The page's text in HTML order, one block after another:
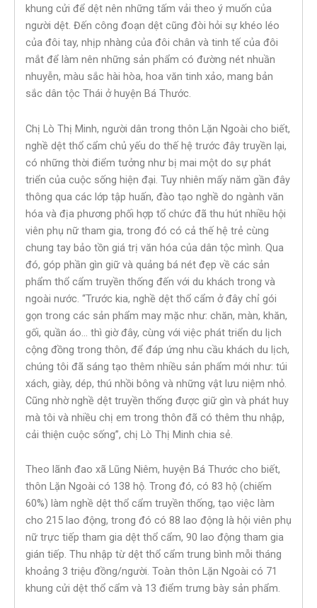
khung cửi để dệt nên những tấm vải theo ý muốn của
người dệt. Đến công đoạn dệt cũng đòi hỏi sự khéo léo
của đôi tay, nhịp nhàng của đôi chân và tinh tế của đôi
mắt để làm nên những sản phẩm có đường nét nhuần
nhuyễn, màu sắc hài hòa, hoa văn tinh xảo, mang bản
sắc dân tộc Thái ở huyện Bá Thước.
Chị Lò Thị Minh, người dân trong thôn Lặn Ngoài cho biết,
nghề dệt thổ cẩm chủ yếu do thế hệ trước đây truyền lại,
có những thời điểm tưởng như bị mai một do sự phát
triển của cuộc sống hiện đại. Tuy nhiên mấy năm gần đây
thông qua các lớp tập huấn, đào tạo nghề do ngành văn
hóa và địa phương phối hợp tổ chức đã thu hút nhiều hội
viên phụ nữ tham gia, trong đó có cả thế hệ trẻ cùng
chung tay bảo tồn giá trị văn hóa của dân tộc mình. Qua
đó, góp phần gìn giữ và quảng bá nét đẹp về các sản
phẩm thổ cẩm truyền thống đến với du khách trong và
ngoài nước. “Trước kia, nghề dệt thổ cẩm ở đây chỉ gói
gọn trong các sản phẩm may mặc như: chăn, màn, khăn,
gối, quần áo… thì giờ đây, cùng với việc phát triển du lịch
cộng đồng trong thôn, để đáp ứng nhu cầu khách du lịch,
chúng tôi đã sáng tạo thêm nhiều sản phẩm mới như: túi
xách, giày, dép, thú nhồi bông và những vật lưu niệm nhỏ.
Cũng nhờ nghề dệt truyền thống được giữ gìn và phát huy
mà tôi và nhiều chị em trong thôn đã có thêm thu nhập,
cải thiện cuộc sống”, chị Lò Thị Minh chia sẻ.
Theo lãnh đao xã Lũng Niêm, huyện Bá Thước cho biết,
thôn Lặn Ngoài có 138 hộ. Trong đó, có 83 hộ (chiếm
60%) làm nghề dệt thổ cẩm truyền thống, tạo việc làm
cho 215 lao động, trong đó có 88 lao động là hội viên phụ
nữ trực tiếp tham gia dệt thổ cẩm, 90 lao động tham gia
gián tiếp. Thu nhập từ dệt thổ cẩm trung bình mỗi tháng
khoảng 3 triệu đồng/người. Toàn thôn Lặn Ngoài có 71
khung cửi dệt thổ cẩm và 13 điểm trưng bày sản phẩm.